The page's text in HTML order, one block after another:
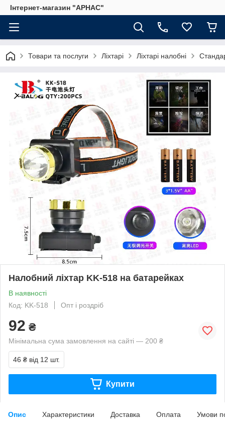
Інтернет-магазин "АРНАС"
Товари та послуги Ліхтарі Ліхтарі налобні
Налобний ліхтар KK-518 на батарейках
В наявності
Код: KK-518
Опт і роздріб
92 ₴
Мінімальна сума замовлення на сайті — 200 ₴
46 ₴ від 12 шт.
Купити
Опис Характеристики Доставка Оплата Умови